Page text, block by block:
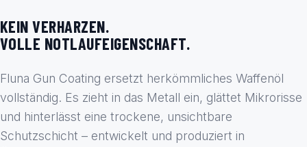
KEIN VERHARZEN.
VOLLE NOTLAUFEIGENSCHAFT.
Fluna Gun Coating ersetzt herkömmliches Waffenöl
vollständig. Es zieht in das Metall ein, glättet Mikrorisse
und hinterlässt eine trockene, unsichtbare
Schutzschicht – entwickelt und produziert in